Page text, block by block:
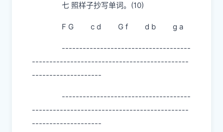
七 照样子抄写单词。(10)
F G c d G f d b g a
-------------------------------------
---------------------------------------------
--------------------
-------------------------------------
---------------------------------------------
--------------------